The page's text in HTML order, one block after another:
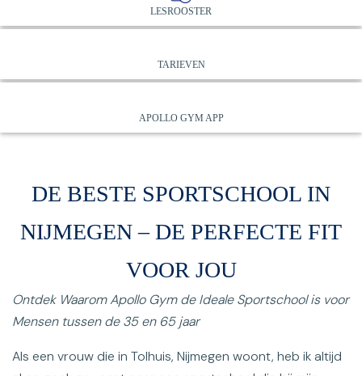
LESROOSTER
TARIEVEN
APOLLO GYM APP
DE BESTE SPORTSCHOOL IN
NIJMEGEN – DE PERFECTE FIT
VOOR JOU
Ontdek Waarom Apollo Gym de Ideale Sportschool is voor
Mensen tussen de 35 en 65 jaar
Als een vrouw die in Tolhuis, Nijmegen woont, heb ik altijd